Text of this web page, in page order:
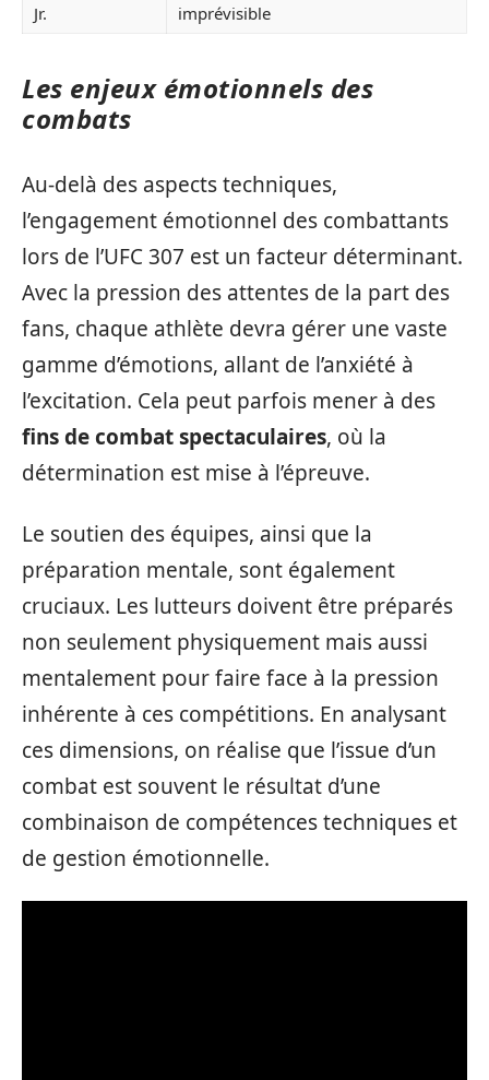
Jr. imprévisible
Les enjeux émotionnels des
combats
Au-delà des aspects techniques,
l’engagement émotionnel des combattants
lors de l’UFC 307 est un facteur déterminant.
Avec la pression des attentes de la part des
fans, chaque athlète devra gérer une vaste
gamme d’émotions, allant de l’anxiété à
l’excitation. Cela peut parfois mener à des
fins de combat spectaculaires, où la
détermination est mise à l’épreuve.
Le soutien des équipes, ainsi que la
préparation mentale, sont également
cruciaux. Les lutteurs doivent être préparés
non seulement physiquement mais aussi
mentalement pour faire face à la pression
inhérente à ces compétitions. En analysant
ces dimensions, on réalise que l’issue d’un
combat est souvent le résultat d’une
combinaison de compétences techniques et
de gestion émotionnelle.